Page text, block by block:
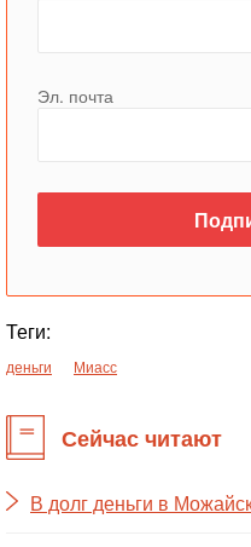
Эл. почта
Теги:
деньги Миасс
Сейчас читают
В долг деньги в